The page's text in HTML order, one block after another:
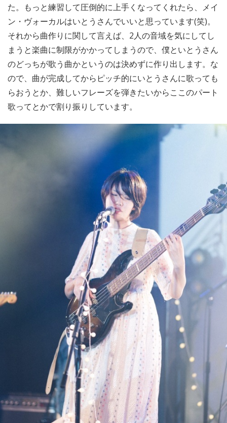
た。もっと練習して圧倒的に上手くなってくれたら、メイ
ン・ヴォーカルはいとうさんでいいと思っています(笑)。
それから曲作りに関して言えば、2人の音域を気にしてし
まうと楽曲に制限がかかってしまうので、僕といとうさん
のどっちが歌う曲かというのは決めずに作り出します。な
ので、曲が完成してからピッチ的にいとうさんに歌っても
らおうとか、難しいフレーズを弾きたいからここのパート
歌ってとかで割り振りしています。